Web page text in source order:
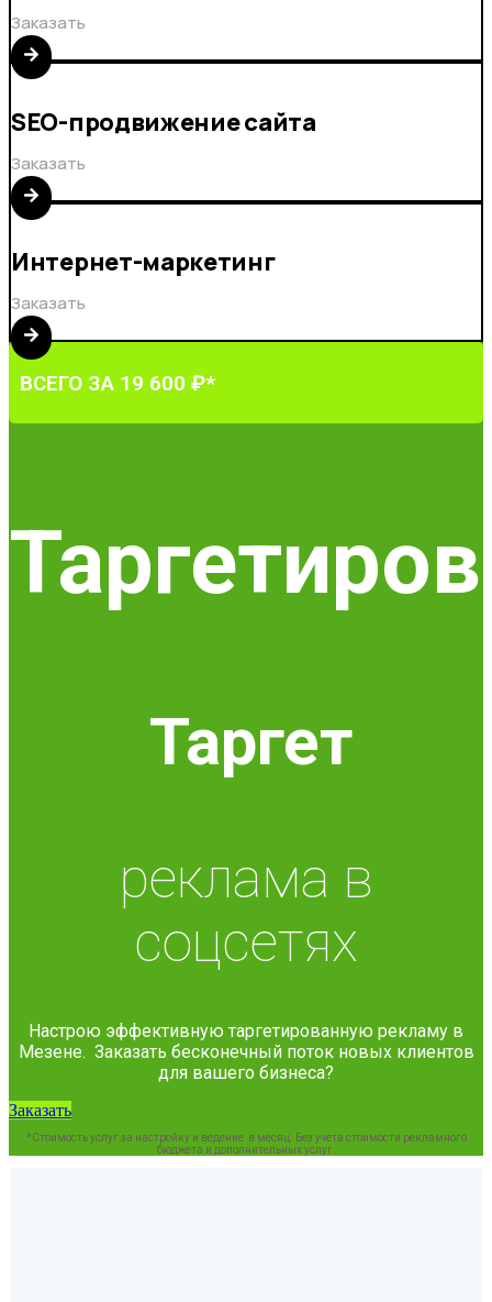
Заказать
SEO-продвижение сайта
Заказать
Интернет-маркетинг
Заказать
ВСЕГО ЗА 19 600 ₽*
Таргет
реклама в
соцсетях
Настрою эффективную таргетированную рекламу в
Мезене. Заказать бесконечный поток новых клиентов
для вашего бизнеса?
Заказать
*Стоимость услуг за настройку и ведение в месяц. Без учета стоимости рекламного
бюджета и дополнительных услуг.